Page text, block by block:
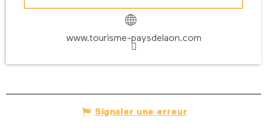
www.tourisme-paysdelaon.com
Signaler une erreur